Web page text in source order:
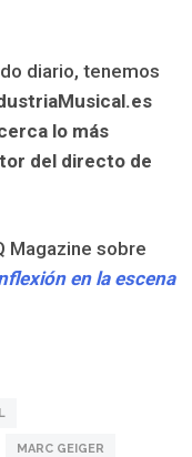
diario, tenemos
lo más
del directo de
Magazine sobre
en la escena
MARC GEIGER